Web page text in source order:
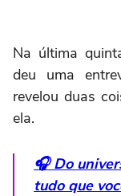
Na última
deu uma
revelou duas
ela.
🎧 Do
tudo que